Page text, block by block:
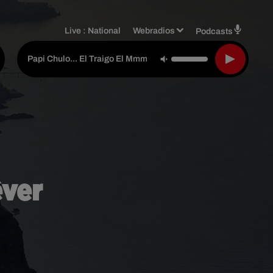
Live : National Webradios Podcasts
Papi Chulo... El Traigo El Mmmm - Lorna